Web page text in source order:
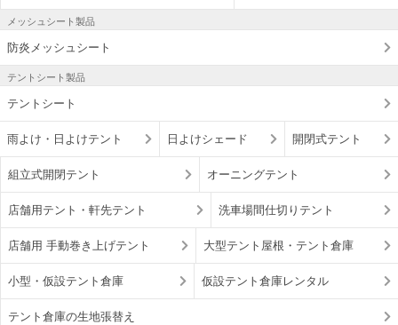
メッシュシート製品
防炎メッシュシート
テントシート製品
テントシート
雨よけ・日よけテント 日よけシェード 開閉式テント
組立式開閉テント オーニングテント
店舗用テント・軒先テント 洗車場間仕切りテント
店舗用 手動巻き上げテント 大型テント屋根・テント倉庫
小型・仮設テント倉庫 仮設テント倉庫レンタル
テント倉庫の生地張替え